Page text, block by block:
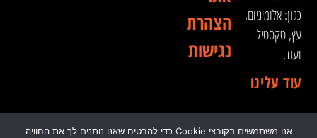
כגון: אלומיניום,
עץ, טקסטיל
ועוד.
עוד עלינו
הצהרת
נגישות
אנו משתמשים בקובצי Cookie כדי להבטיח שאנו נותנים לך את החוויה